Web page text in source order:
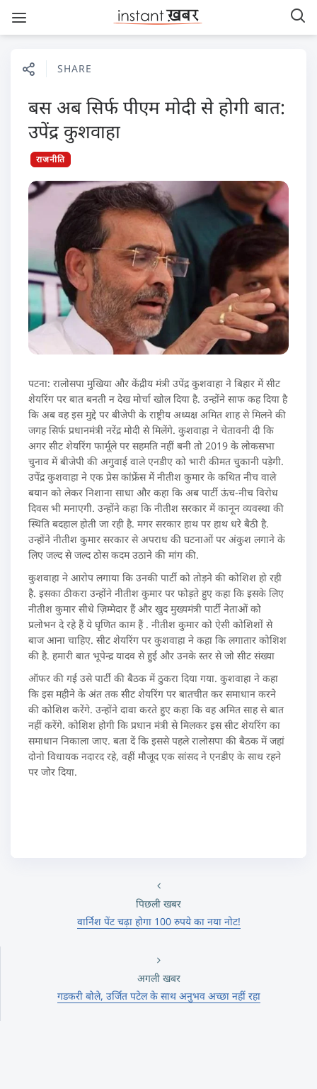
SHARE
बस अब सिर्फ पीएम मोदी से होगी बात:
उपेंद्र कुशवाहा
राजनीति
पटना: रालोसपा मुखिया और केंद्रीय मंत्री उपेंद्र कुशवाहा ने बिहार में सीट
शेयरिंग पर बात बनती न देख मोर्चा खोल दिया है. उन्होंने साफ कह दिया है
कि अब वह इस मुद्दे पर बीजेपी के राष्ट्रीय अध्यक्ष अमित शाह से मिलने की
जगह सिर्फ प्रधानमंत्री नरेंद्र मोदी से मिलेंगे. कुशवाहा ने चेतावनी दी कि
अगर सीट शेयरिंग फार्मूले पर सहमति नहीं बनी तो 2019 के लोकसभा
चुनाव में बीजेपी की अगुवाई वाले एनडीए को भारी कीमत चुकानी पड़ेगी.
उपेंद्र कुशवाहा ने एक प्रेस कांफ्रेंस में नीतीश कुमार के कथित नीच वाले
बयान को लेकर निशाना साधा और कहा कि अब पार्टी ऊंच-नीच विरोध
दिवस भी मनाएगी. उन्होंने कहा कि नीतीश सरकार में कानून व्यवस्था की
स्थिति बदहाल होती जा रही है. मगर सरकार हाथ पर हाथ धरे बैठी है.
उन्होंने नीतीश कुमार सरकार से अपराध की घटनाओं पर अंकुश लगाने के
लिए जल्द से जल्द ठोस कदम उठाने की मांग की.
कुशवाहा ने आरोप लगाया कि उनकी पार्टी को तोड़ने की कोशिश हो रही
है. इसका ठीकरा उन्होंने नीतीश कुमार पर फोड़ते हुए कहा कि इसके लिए
नीतीश कुमार सीधे ज़िम्मेदार हैं और खुद मुख्यमंत्री पार्टी नेताओं को
प्रलोभन दे रहे हैं ये घृणित काम हैं . नीतीश कुमार को ऐसी कोशिशों से
बाज आना चाहिए. सीट शेयरिंग पर कुशवाहा ने कहा कि लगातार कोशिश
की है. हमारी बात भूपेन्द्र यादव से हुई और उनके स्तर से जो सीट संख्या
ऑफर की गई उसे पार्टी की बैठक में ठुकरा दिया गया. कुशवाहा ने कहा
कि इस महीने के अंत तक सीट शेयरिंग पर बातचीत कर समाधान करने
की कोशिश करेंगे. उन्होंने दावा करते हुए कहा कि वह अमित साह से बात
नहीं करेंगे. कोशिश होगी कि प्रधान मंत्री से मिलकर इस सीट शेयरिंग का
समाधान निकाला जाए. बता दें कि इससे पहले रालोसपा की बैठक में जहां
दोनो विधायक नदारद रहे, वहीं मौजूद एक सांसद ने एनडीए के साथ रहने
पर जोर दिया.
पिछली खबर
वार्निश पेंट चढ़ा होगा 100 रुपये का नया नोट!
अगली खबर
गडकरी बोले, उर्जित पटेल के साथ अनुभव अच्छा नहीं रहा